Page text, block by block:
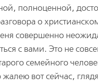
полноценной,
о
совершенно
с вами. Это не
семейного
вот сейчас,